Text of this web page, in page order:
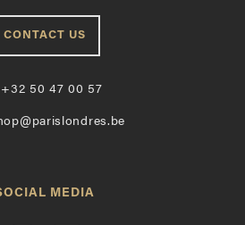
CONTACT US
+32 50 47 00 57
MEDIA